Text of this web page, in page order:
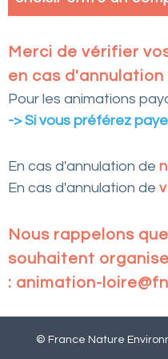
Merci de vérifier
en cas
Pour les animations
-> Si vous préférez
En cas d'annulation de
En cas d'annulation de
Nous rappelons
souhaitent
: animation-
© France Nature